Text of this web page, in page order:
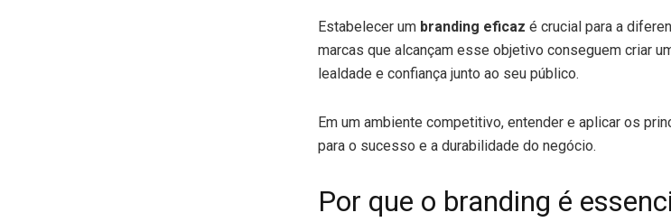
Estabelecer um branding eficaz é crucial para a
marcas que alcançam esse objetivo conseguem criar
lealdade e confiança junto ao seu público.
Em um ambiente competitivo, entender e aplicar os
para o sucesso e a durabilidade do negócio.
Por que o branding é